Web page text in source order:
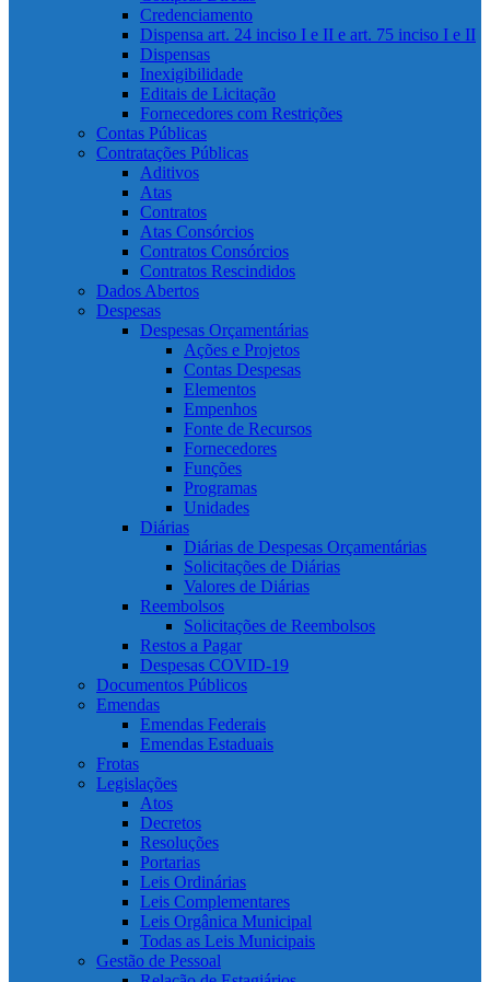
Credenciamento
Dispensa art. 24 inciso I e II e art. 75 inciso I e II
Dispensas
Inexigibilidade
Editais de Licitação
Fornecedores com Restrições
Contas Públicas
Contratações Públicas
Aditivos
Atas
Contratos
Atas Consórcios
Contratos Consórcios
Contratos Rescindidos
Dados Abertos
Despesas
Despesas Orçamentárias
Ações e Projetos
Contas Despesas
Elementos
Empenhos
Fonte de Recursos
Fornecedores
Funções
Programas
Unidades
Diárias
Diárias de Despesas Orçamentárias
Solicitações de Diárias
Valores de Diárias
Reembolsos
Solicitações de Reembolsos
Restos a Pagar
Despesas COVID-19
Documentos Públicos
Emendas
Emendas Federais
Emendas Estaduais
Frotas
Legislações
Atos
Decretos
Resoluções
Portarias
Leis Ordinárias
Leis Complementares
Leis Orgânica Municipal
Todas as Leis Municipais
Gestão de Pessoal